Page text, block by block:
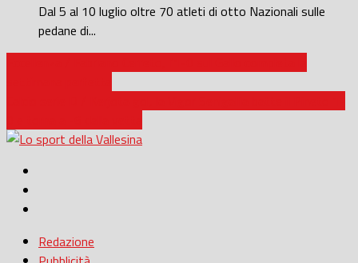
Dal 5 al 10 luglio oltre 70 atleti di otto Nazionali sulle
pedane di...
Redazione